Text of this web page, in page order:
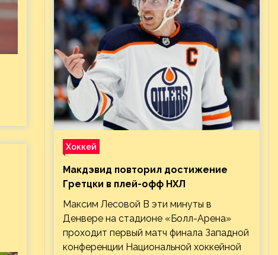
Хоккей
Макдэвид повторил достижение
Гретцки в плей-офф НХЛ
Максим Лесовой В эти минуты в
Денвере на стадионе «Болл-Арена»
проходит первый матч финала Западной
конференции Национальной хоккейной